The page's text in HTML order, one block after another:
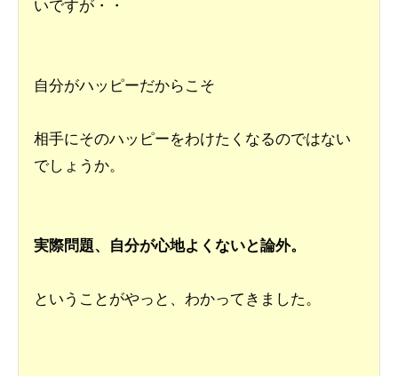
いですが・・
自分がハッピーだからこそ
相手にそのハッピーをわけたくなるのではない
でしょうか。
実際問題、自分が心地よくないと論外。
ということがやっと、わかってきました。